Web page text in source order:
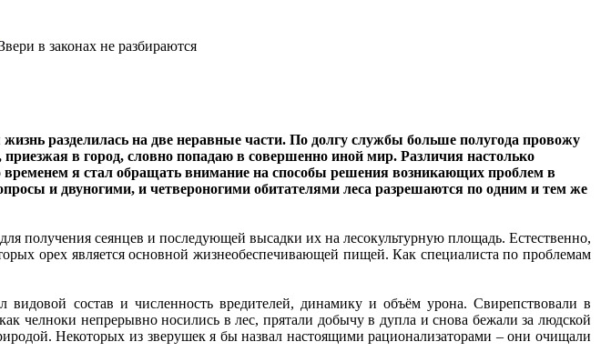
в законах не разбираются
разделилась на две неравные части. По долгу службы больше полугода провожу
приезжая в город, словно попадаю в совершенно иной мир. Различия настолько
я стал обращать внимание на способы решения возникающих проблем в
и двуногими, и четвероногими обитателями леса разрешаются по одним и тем же
получения сеянцев и последующей высадки их на лесокультурную площадь. Естественно,
орех является основной жизнеобеспечивающей пищей. Как специалиста по проблемам
видовой состав и численность вредителей, динамику и объём урона. Свирепствовали в
челноки непрерывно носились в лес, прятали добычу в дупла и снова бежали за людской
Некоторых из зверушек я бы назвал настоящими рационализаторами – они очищали